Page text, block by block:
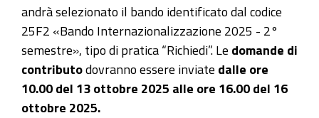
andrà selezionato il bando identificato dal codice
25F2 «Bando Internazionalizzazione 2025 - 2°
semestre», tipo di pratica “Richiedi”. Le domande di
contributo dovranno essere inviate dalle ore
10.00 del 13 ottobre 2025 alle ore 16.00 del 16
ottobre 2025.